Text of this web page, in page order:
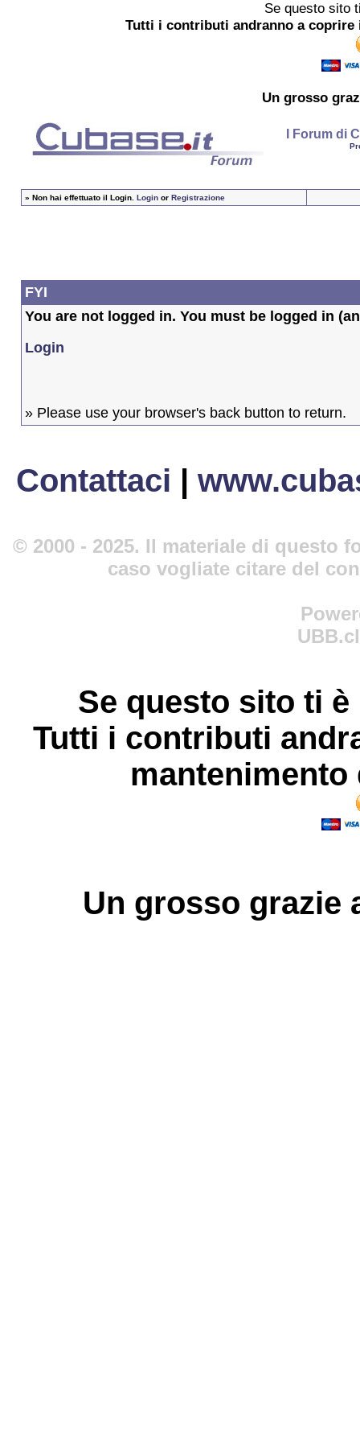
Se questo sito
Tutti i contributi andranno a
Un grosso
I Forum di
» Non hai effettuato il Login. Loginor Registrazione
FYI
You are not logged in. You must be logged in
Login
» Please use your browser's back button to return.
Contattaci |
© 2000 - 2025. Il materiale di questo
caso vogliate citare del
Se questo sito ti
Tutti i contributi
Un grosso grazie